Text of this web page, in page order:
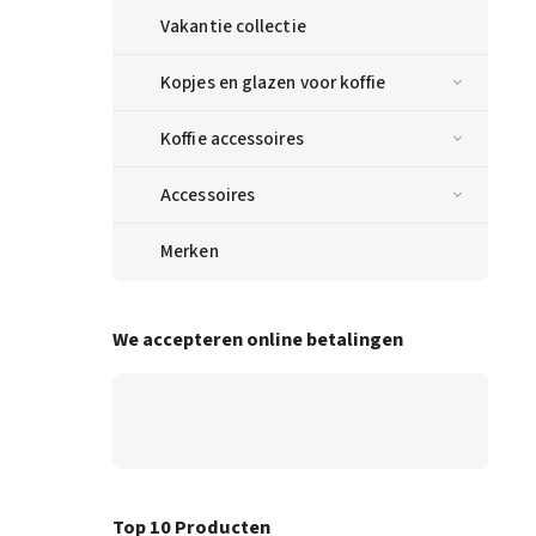
Vakantie collectie
Kopjes en glazen voor koffie
Koffie accessoires
Accessoires
Merken
We accepteren online betalingen
Top 10 Producten